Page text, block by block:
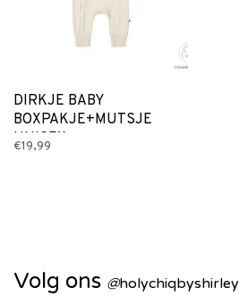
DIRKJE BABY
BOXPAKJE+MUTSJE
UNISEX
€19,99
Volg ons @holychiqbyshirley